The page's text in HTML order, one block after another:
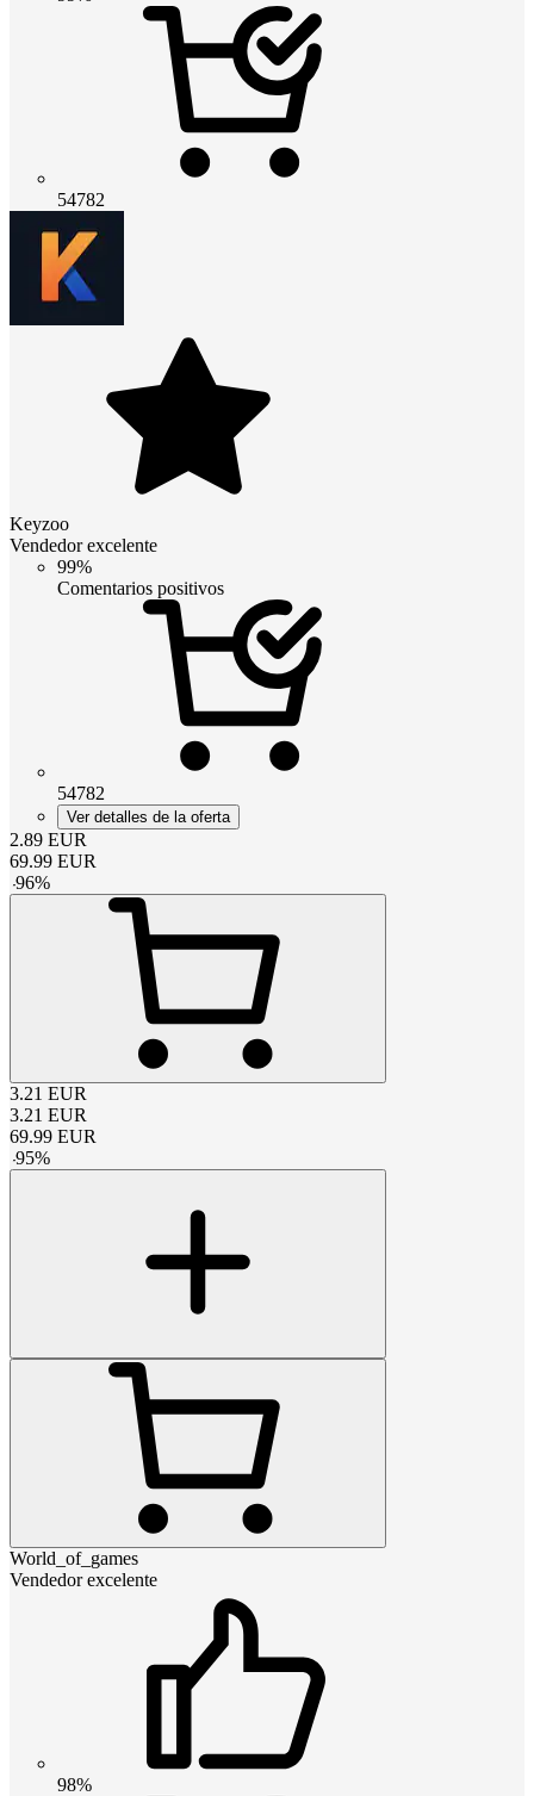
54782
Keyzoo
Vendedor excelente
99%
Comentarios positivos
54782
Ver detalles de la oferta
2.89 EUR
69.99 EUR
-96%
3.21 EUR
3.21 EUR
69.99 EUR
-95%
World_of_games
Vendedor excelente
98%